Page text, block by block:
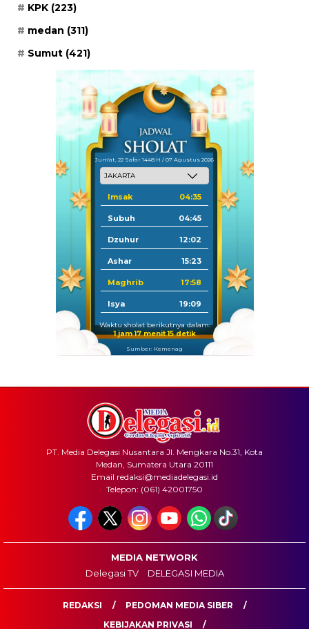
KPK (223)
medan (311)
Sumut (421)
Jum'at, 22 Safar 1448 H / 07 Agustus 2026
Imsak 04:35
Subuh 04:45
Dzuhur 12:02
Ashar 15:23
Maghrib 17:58
Isya 19:09
Waktu sholat berikutnya dalam:
1 jam 17 menit 14 detik
Sumber: Kemenag
PT. Media Delegasi Nusantara Jl. Mengkara No.31, Kota
Medan, Sumatera Utara 20111
Email redaksi@mediadelegasi.id
Telepon: (061) 42001750
MEDIA NETWORK
Delegasi TV
DELEGASI MEDIA
REDAKSI
PEDOMAN MEDIA SIBER
KEBIJAKAN PRIVASI